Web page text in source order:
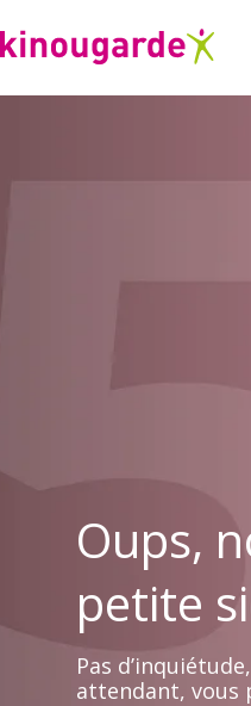
Oups,
petite
Pas
attendant, vous